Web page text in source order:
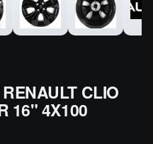
CLIO
16" 4X100